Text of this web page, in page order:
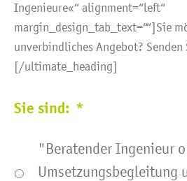
Ingenieure«“ alignment=“left“
margin_design_tab_text=““]Sie
unverbindliches Angebot? Senden
[/ultimate_heading]
Sie sind: *
"Beratender Ingenieur
Umsetzungsbegleitung